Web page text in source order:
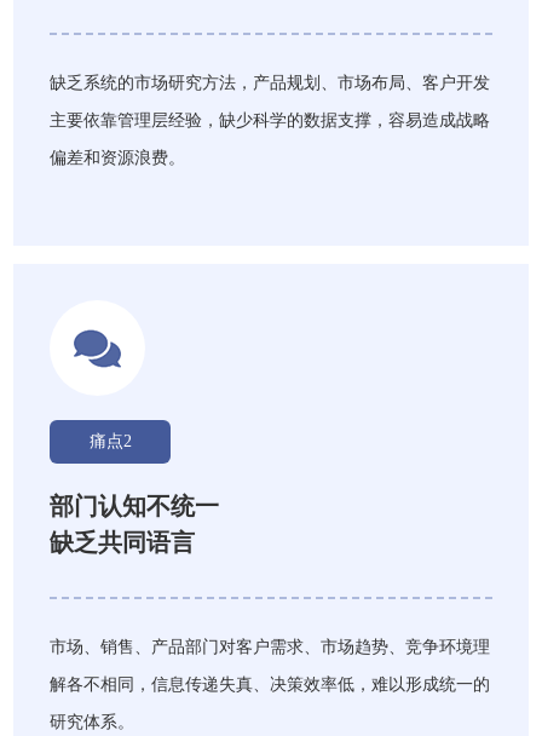
缺乏系统的市场研究方法，产品规划、市场布局、客户开发
主要依靠管理层经验，缺少科学的数据支撑，容易造成战略
偏差和资源浪费。
痛点2
部门认知不统一
缺乏共同语言
市场、销售、产品部门对客户需求、市场趋势、竞争环境理
解各不相同，信息传递失真、决策效率低，难以形成统一的
研究体系。